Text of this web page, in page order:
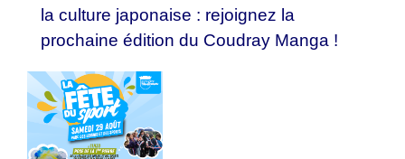
la culture japonaise : rejoignez la
prochaine édition du Coudray Manga !